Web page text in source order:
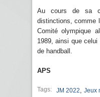
Au cours de sa
distinctions, comme
Comité olympique
1989, ainsi que celui
de handball.
APS
Tags: JM 2022 Jeux